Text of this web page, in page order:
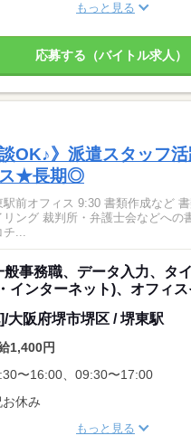
もっと見る
応募する（バイトル求人）
談OK♪》派遣スタッフ
ス★長期◎
駅前オフィス 9:30 書類作成など
リング 裁判所・弁護士会などへの
チ...
般事務職、データ入力、タ
インターネット)、オフィ
大阪府堺市堺区 / 堺東駅
1,400円
〜16:00、09:30〜17:00
休み
もっと見る